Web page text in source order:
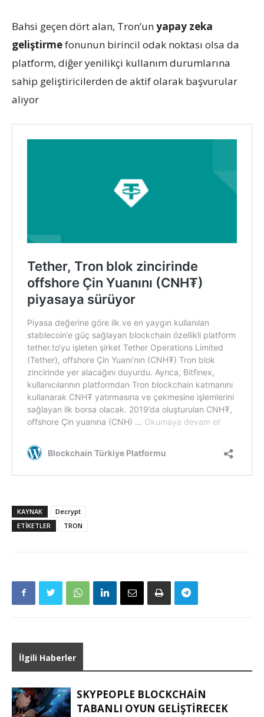
Bahsi geçen dört alan, Tron’unyapay zeka
geliştirmefonunun birincil odak noktası olsa da
platform, diğer yenilikçi kullanım durumlarına
sahip geliştiricilerden de aktif olarak başvurular
alıyor
KAYNAK
Decrypt
ETIKETLER
TRON
İlgili Haberler
SKYPEOPLE BLOCKCHAIN
TABANLI OYUN GELIŞTIRECEK